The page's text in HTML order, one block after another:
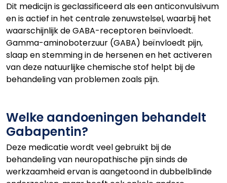
Dit medicijn is geclassificeerd als een anticonvulsivum
en is actief in het centrale zenuwstelsel, waarbij het
waarschijnlijk de GABA-receptoren beïnvloedt.
Gamma-aminoboterzuur (GABA) beïnvloedt pijn,
slaap en stemming in de hersenen en het activeren
van deze natuurlijke chemische stof helpt bij de
behandeling van problemen zoals pijn.
Welke aandoeningen behandelt
Gabapentin?
Deze medicatie wordt veel gebruikt bij de
behandeling van neuropathische pijn sinds de
werkzaamheid ervan is aangetoond in dubbelblinde